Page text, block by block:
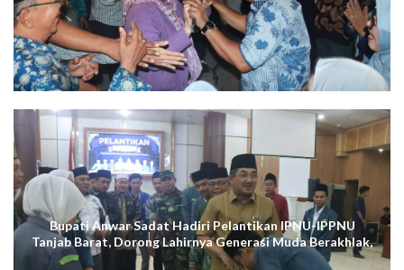
Bupati Anwar Sadat Hadiri Pelantikan IPNU-IPPNU
Tanjab Barat, Dorong Lahirnya Generasi Muda Berakhlak,
Cerdas Digital, dan Berdaya Saing